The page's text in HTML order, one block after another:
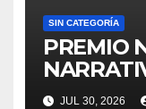
SIN CATEGORÍA
PREMIO
MARIA
JUL 30, 2026